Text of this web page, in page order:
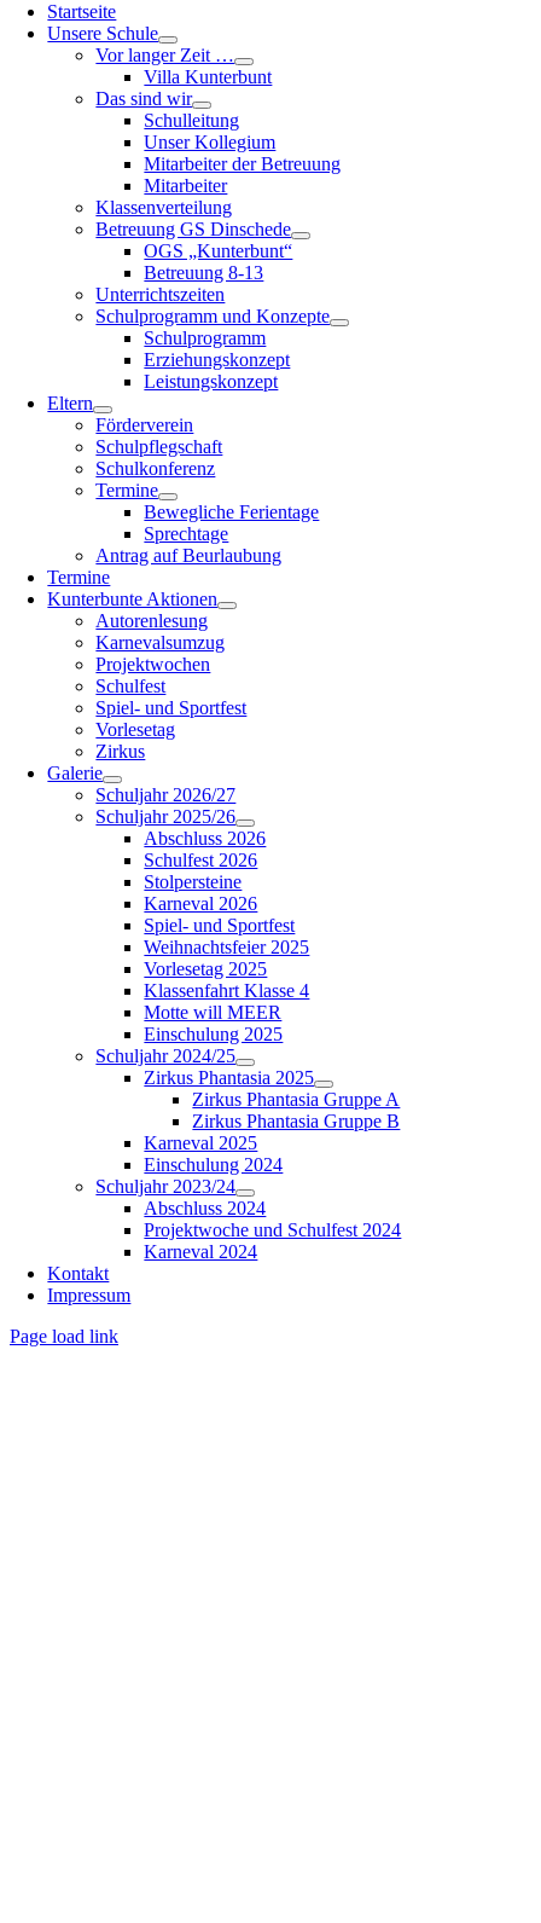
Startseite
Unsere Schule
Vor langer Zeit …
Villa Kunterbunt
Das sind wir
Schulleitung
Unser Kollegium
Mitarbeiter der Betreuung
Mitarbeiter
Klassenverteilung
Betreuung GS Dinschede
OGS „Kunterbunt“
Betreuung 8-13
Unterrichtszeiten
Schulprogramm und Konzepte
Schulprogramm
Erziehungskonzept
Leistungskonzept
Eltern
Förderverein
Schulpflegschaft
Schulkonferenz
Termine
Bewegliche Ferientage
Sprechtage
Antrag auf Beurlaubung
Termine
Kunterbunte Aktionen
Autorenlesung
Karnevalsumzug
Projektwochen
Schulfest
Spiel- und Sportfest
Vorlesetag
Zirkus
Galerie
Schuljahr 2026/27
Schuljahr 2025/26
Abschluss 2026
Schulfest 2026
Stolpersteine
Karneval 2026
Spiel- und Sportfest
Weihnachtsfeier 2025
Vorlesetag 2025
Klassenfahrt Klasse 4
Motte will MEER
Einschulung 2025
Schuljahr 2024/25
Zirkus Phantasia 2025
Zirkus Phantasia Gruppe A
Zirkus Phantasia Gruppe B
Karneval 2025
Einschulung 2024
Schuljahr 2023/24
Abschluss 2024
Projektwoche und Schulfest 2024
Karneval 2024
Kontakt
Impressum
Page load link